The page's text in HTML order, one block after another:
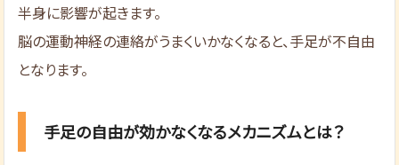
半身に影響が起きます。
脳の運動神経の連絡がうまくいかなくなると、手足が不自由
となります。
手足の自由が効かなくなるメカニズムとは？